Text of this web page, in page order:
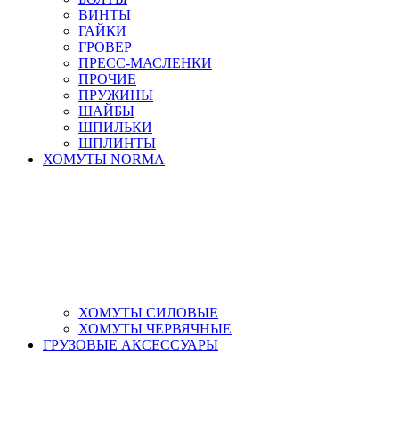
ВИНТЫ
ГАЙКИ
ГРОВЕР
ПРЕСС-МАСЛЕНКИ
ПРОЧИЕ
ПРУЖИНЫ
ШАЙБЫ
ШПИЛЬКИ
ШПЛИНТЫ
ХОМУТЫ NORMA
ХОМУТЫ СИЛОВЫЕ
ХОМУТЫ ЧЕРВЯЧНЫЕ
ГРУЗОВЫЕ АКСЕССУАРЫ